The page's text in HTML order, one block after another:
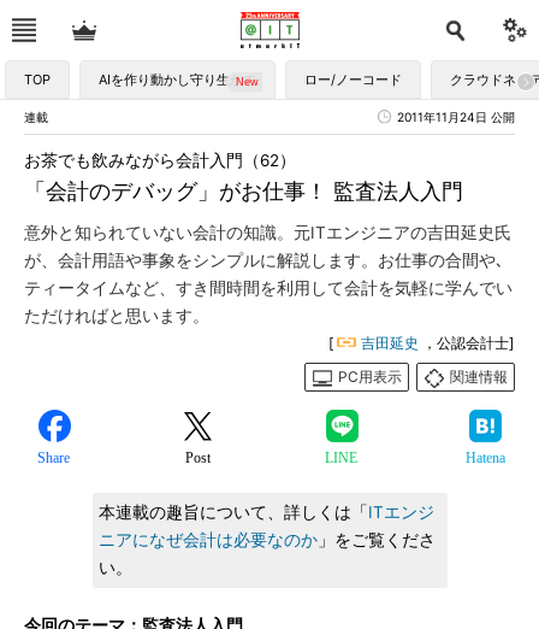
TOP AIを作り動かし守り生かす ロー/ノーコード クラウドネイ
連載 2011年11月24日 公開
「会計のデバッグ」がお仕事！ 監査法人入門
お茶でも飲みながら会計入門（62）
意外と知られていない会計の知識。元ITエンジニアの吉田延史氏
が、会計用語や事象をシンプルに解説します。お仕事の合間や､
ティータイムなど、すき間時間を利用して会計を気軽に学んでい
ただければと思います。
[ 吉田延史
，公認会計士]
PC用表示
関連情報
Share Post LINE Hatena
本連載の趣旨について、詳しくは「ITエンジ
ニアになぜ会計は必要なのか」をご覧くださ
い。